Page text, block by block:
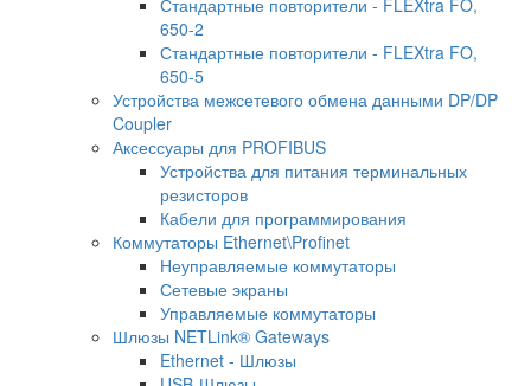
Стандартные повторители - FLEXtra FO,
650-2
Стандартные повторители - FLEXtra FO,
650-5
Устройства межсетевого обмена данными DP/DP
Coupler
Аксессуары для PROFIBUS
Устройства для питания терминальных
резисторов
Кабели для программирования
Коммутаторы Ethernet\Profinet
Неуправляемые коммутаторы
Сетевые экраны
Управляемые коммутаторы
Шлюзы NETLink® Gateways
Ethernet - Шлюзы